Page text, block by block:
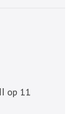
op 11